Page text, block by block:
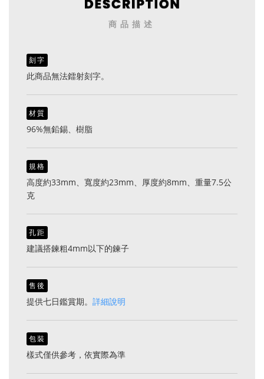
商品描述
刻字
此商品無法鐳射刻字。
材質
96%無鉛錫、樹脂
規格
高度約33mm、寬度約23mm、厚度約8mm、重量7.5公
克
孔距
建議搭鍊粗4mm以下的鍊子
售後
提供七日鑑賞期。 詳細說明
包裝
樣式僅供參考，依實際為準